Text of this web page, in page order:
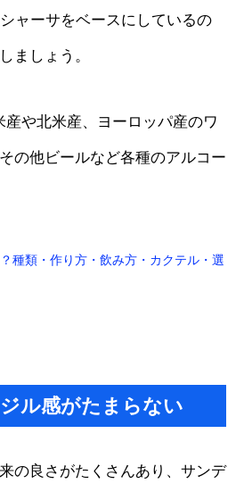
ャーサをベースにしているの
ましょう。
産や北米産、ヨーロッパ産のワ
の他ビールなど各種のアルコー
種類・作り方・飲み方・カクテル・選
ル感がたまらない
の良さがたくさんあり、サンデ